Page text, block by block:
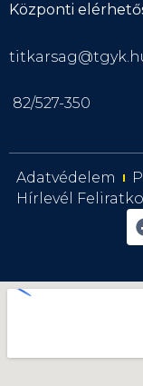
Központi
82/527-350
Adatvédelem
Hírlevél